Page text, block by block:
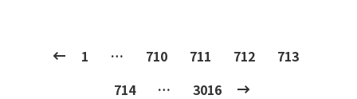
1 … 710 711 712
713
714
… 3016